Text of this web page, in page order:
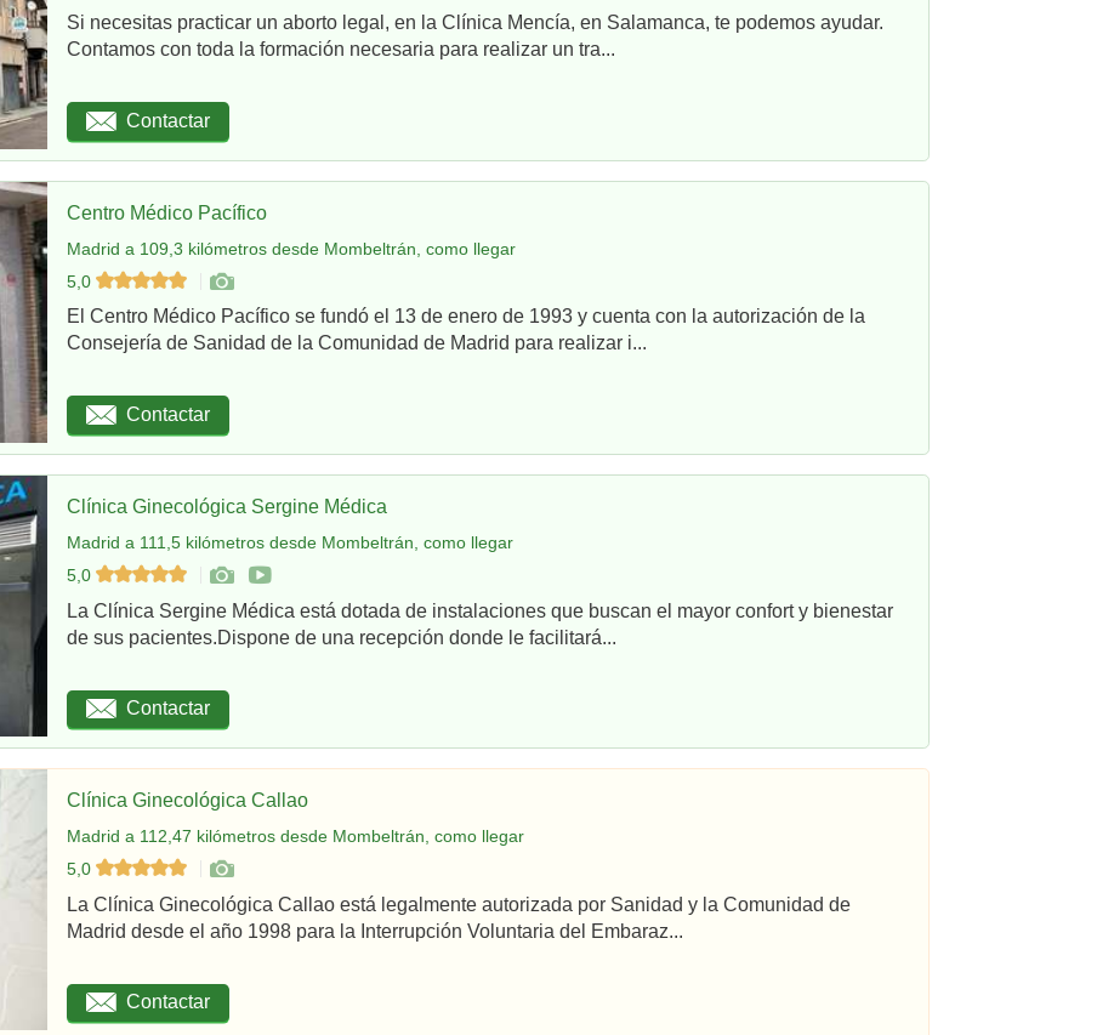
Si necesitas practicar un aborto legal, en la Clínica Mencía, en Salamanca, te podemos ayudar.
Contamos con toda la formación necesaria para realizar un tra...
Contactar
Centro Médico Pacífico
Madrid a 109,3 kilómetros desde Mombeltrán, como llegar
5,0
El Centro Médico Pacífico se fundó el 13 de enero de 1993 y cuenta con la autorización de la
Consejería de Sanidad de la Comunidad de Madrid para realizar i...
Contactar
Clínica Ginecológica Sergine Médica
Madrid a 111,5 kilómetros desde Mombeltrán, como llegar
5,0
La Clínica Sergine Médica está dotada de instalaciones que buscan el mayor confort y bienestar
de sus pacientes.Dispone de una recepción donde le facilitará...
Contactar
Clínica Ginecológica Callao
Madrid a 112,47 kilómetros desde Mombeltrán, como llegar
5,0
La Clínica Ginecológica Callao está legalmente autorizada por Sanidad y la Comunidad de
Madrid desde el año 1998 para la Interrupción Voluntaria del Embaraz...
Contactar